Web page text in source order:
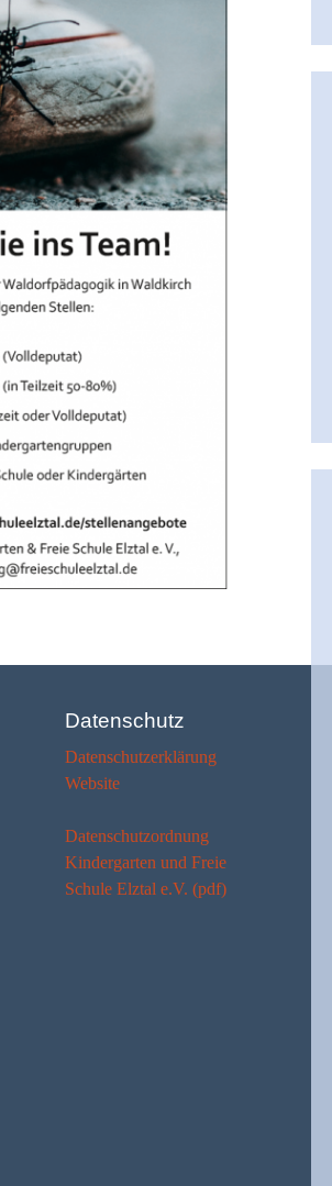
Datenschutz
Datenschutzerklärung
Website
Datenschutzordnung
Kindergarten und Freie
Schule Elztal e.V. (pdf)